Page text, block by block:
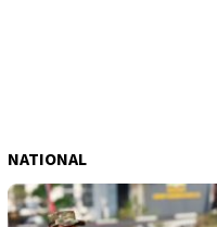
NATIONAL